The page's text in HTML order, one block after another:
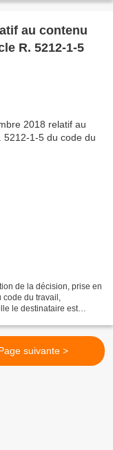
au contenu
R. 5212-1-5
de la décision, prise en
du travail,
le destinataire est
suivante >